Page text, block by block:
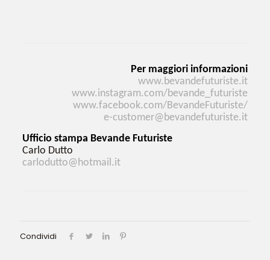
Per maggiori informazioni
www.bevandefuturiste.it
www.instagram.com/bevande_futuriste
www.facebook.com/BevandeFuturiste/
e-customer@bevandefuturiste.it
Ufficio stampa Bevande Futuriste
Carlo Dutto
carlodutto@hotmail.it
Condividi